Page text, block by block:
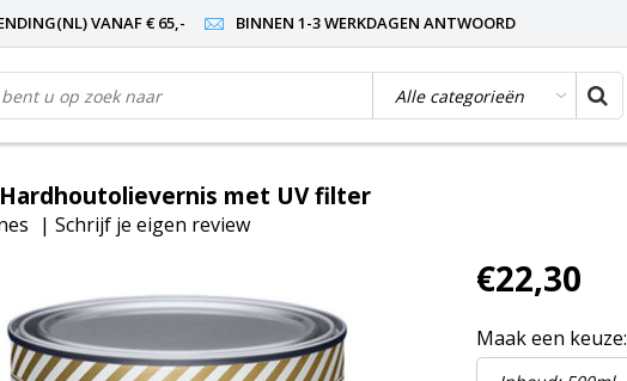
VANAF € 65,- BINNEN 1-3 WERKDAGEN ANTWOORD
met UV filter
| Schrijf je eigen review
€22,30
Maak een keuze: